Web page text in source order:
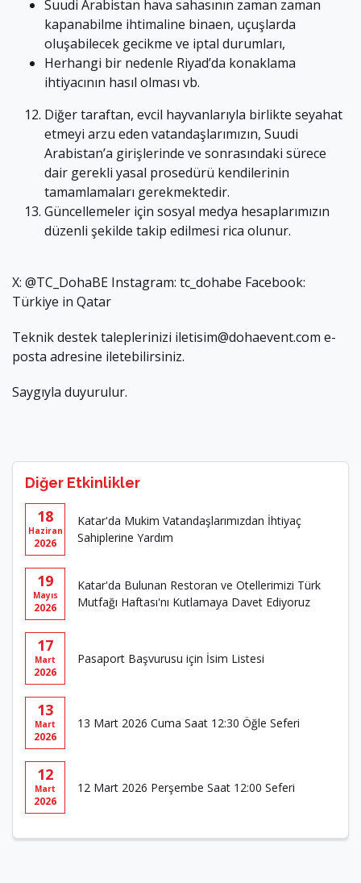
Suudi Arabistan hava sahasının zaman zaman
kapanabilme ihtimaline binaen, uçuşlarda
oluşabilecek gecikme ve iptal durumları,
Herhangi bir nedenle Riyad’da konaklama
ihtiyacının hasıl olması vb.
Diğer taraftan, evcil hayvanlarıyla birlikte seyahat
etmeyi arzu eden vatandaşlarımızın, Suudi
Arabistan’a girişlerinde ve sonrasındaki sürece
dair gerekli yasal prosedürü kendilerinin
tamamlamaları gerekmektedir.
Güncellemeler için sosyal medya hesaplarımızın
düzenli şekilde takip edilmesi rica olunur.
X: @TC_DohaBE Instagram: tc_dohabe Facebook:
Türkiye in Qatar
Teknik destek taleplerinizi iletisim@dohaevent.com e-
posta adresine iletebilirsiniz.
Saygıyla duyurulur.
Diğer Etkinlikler
18
Haziran
2026
Katar'da Mukim Vatandaşlarımızdan İhtiyaç
Sahiplerine Yardım
19
Mayıs
2026
Katar'da Bulunan Restoran ve Otellerimizi Türk
Mutfağı Haftası'nı Kutlamaya Davet Ediyoruz
17
Mart
2026
Pasaport Başvurusu için İsim Listesi
13
Mart
2026
13 Mart 2026 Cuma Saat 12:30 Öğle Seferi
12
Mart
2026
12 Mart 2026 Perşembe Saat 12:00 Seferi